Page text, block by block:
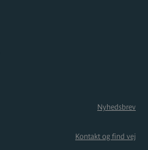
Nyhedsbrev
Kontakt og find vej